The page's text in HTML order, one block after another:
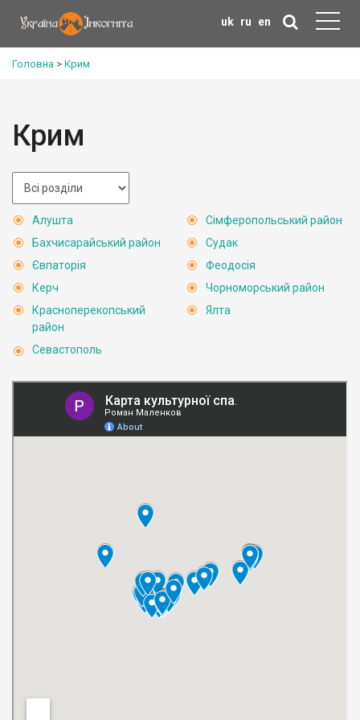
uk ru en
Головна > Крим
Крим
Алушта
Бахчисарайський район
Євпаторія
Керч
Красноперекопський
район
Севастополь
Сімферопольський район
Судак
Феодосія
Чорноморський район
Ялта